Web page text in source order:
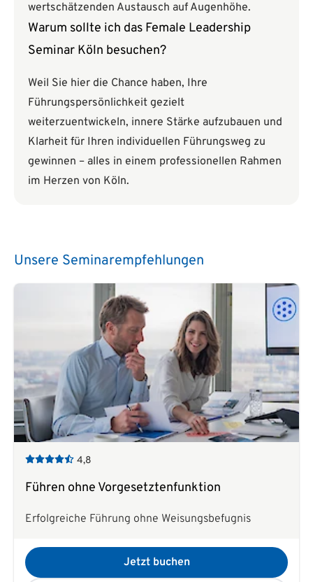
wertschätzenden Austausch auf Augenhöhe.
Warum sollte ich das Female Leadership
Seminar Köln besuchen?
Weil Sie hier die Chance haben, Ihre
Führungspersönlichkeit gezielt
weiterzuentwickeln, innere Stärke aufzubauen und
Klarheit für Ihren individuellen Führungsweg zu
gewinnen – alles in einem professionellen Rahmen
im Herzen von Köln.
Unsere Seminarempfehlungen
4,8
Führen ohne Vorgesetztenfunktion
Erfolgreiche Führung ohne Weisungsbefugnis
Jetzt buchen